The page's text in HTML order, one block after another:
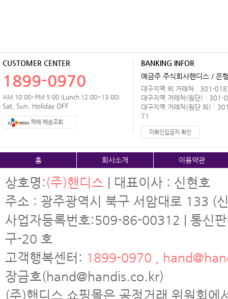
CUSTOMER CENTER
1899-0970
AM 10:00~PM 5:00 (Lunch 12:00~13:00)
Sat, Sun, Holiday OFF
택배 배송조회
BANKING INFOR
예금주 주식회사핸디스 / 은
대구지역 외 거래처 : 301-
대구지역 거래처(원단) :
대구지역 거래처(원단 외) :
71
미확인입금자 확인
홈 회사소개 이용약관
상호명:(주)핸디스 | 대표이사 : 신현호
주소 : 광주광역시 북구 서암대로 133 (
사업자등록번호:509-86-00312 | 통신
구-20 호
고객행복센터: 1899-0970 ,
장금호(hand@handis.co.kr)
(주)핸디스 쇼핑몰은 공정거래 위원회